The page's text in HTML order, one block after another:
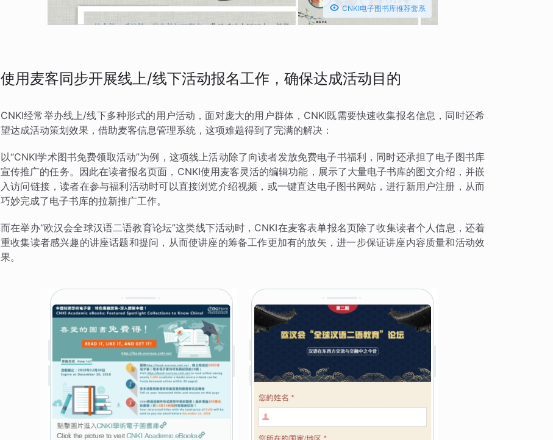
 CNKI电子图书库推荐套系
使用麦客同步开展线上/线下活动报名工作，确保达成活动目的
CNKI经常举办线上/线下多种形式的用户活动，面对庞大的用户群体，CNKI既需要快速收集报名信息，同时还希
望达成活动策划效果，借助麦客信息管理系统，这项难题得到了完满的解决：
以“CNKI学术图书免费领取活动”为例，这项线上活动除了向读者发放免费电子书福利，同时还承担了电子图书库
宣传推广的任务。因此在读者报名页面，CNKI使用麦客灵活的编辑功能，展示了大量电子书库的图文介绍，并嵌
入访问链接，读者在参与福利活动时可以直接浏览介绍视频，或一键直达电子图书网站，进行新用户注册，从而
巧妙完成了电子书库的拉新推广工作。
而在举办“欧汉会全球汉语二语教育论坛”这类线下活动时，CNKI在麦客表单报名页除了收集读者个人信息，还着
重收集读者感兴趣的讲座话题和提问，从而使讲座的筹备工作更加有的放矢，进一步保证讲座内容质量和活动效
果。